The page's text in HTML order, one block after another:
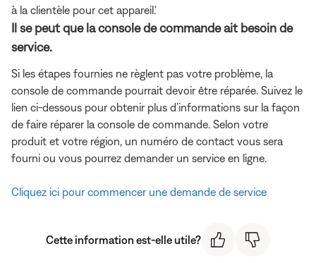
à la clientèle pour cet appareil.'
Il se peut que la console de commande ait besoin de
service.
Si les étapes fournies ne règlent pas votre problème, la
console de commande pourrait devoir être réparée. Suivez le
lien ci-dessous pour obtenir plus d’informations sur la façon
de faire réparer la console de commande. Selon votre
produit et votre région, un numéro de contact vous sera
fourni ou vous pourrez demander un service en ligne.
Cliquez ici pour commencer une demande de service
Cette information est-elle utile?